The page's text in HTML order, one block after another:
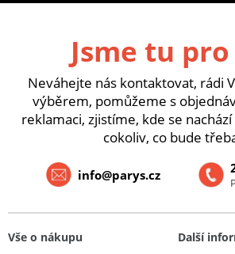
Jsme tu pro
Neváhejte nás kontaktovat, rádi
výběrem, pomůžeme s
reklamaci, zjistíme, kde se
cokoliv, co bude
info@parys.cz
Vše o nákupu
Další